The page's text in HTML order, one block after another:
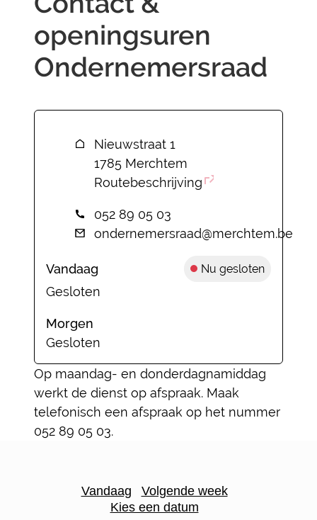
openingsuren
Ondernemersraad
Adres
Nieuwstraat 1
,1785 Merchtem
Routebeschrijving
052 89 05 03
E-mail
ondernemersraad@merchtem.be
Vandaag Nu gesloten
Gesloten
Morgen
Gesloten
Op maandag- en donderdagnamiddag
werkt de dienst op afspraak. Maak
telefonisch een afspraak op het nummer
052 89 05 03.
Openingsuren
Vandaag
Volgende week
Kies een datum